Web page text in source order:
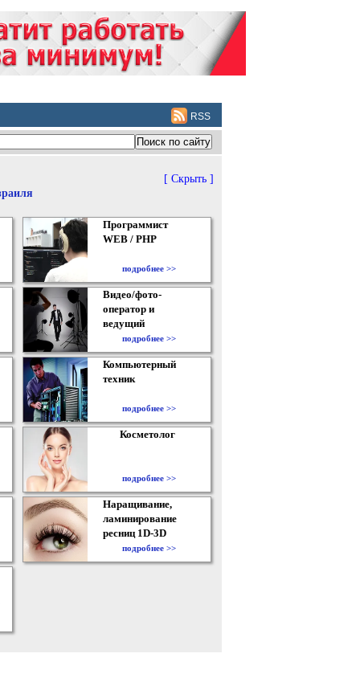
RSS
[ Скрыть ]
Программист
WEB / PHP
подробнее >>
Видео/фото-
оператор и
ведущий
подробнее >>
Компьютерный
техник
подробнее >>
Косметолог
подробнее >>
Наращивание,
ламинирование
ресниц 1D-3D
подробнее >>